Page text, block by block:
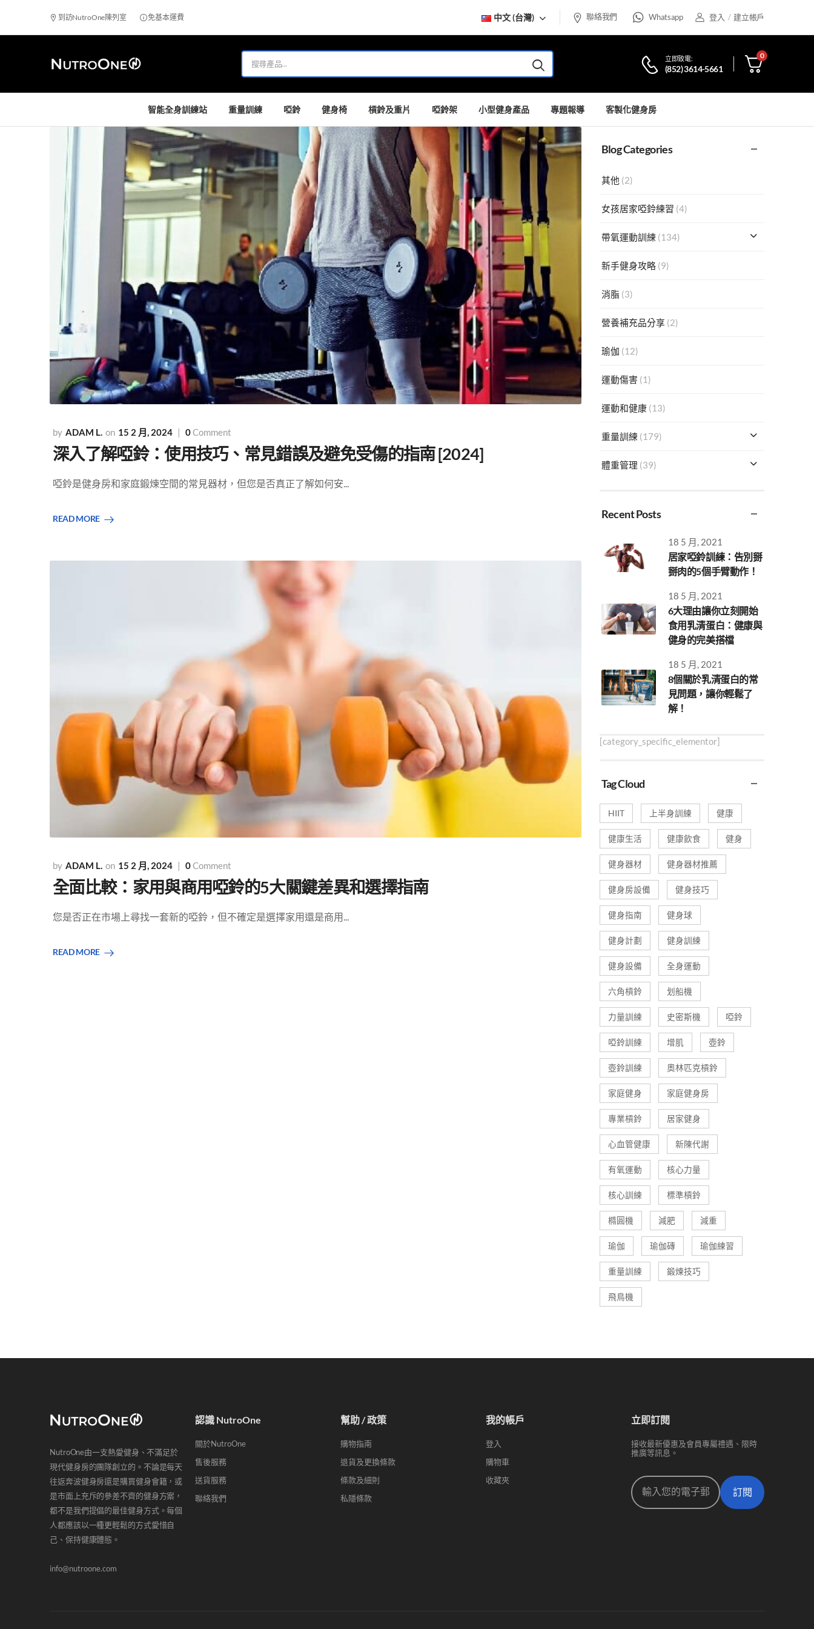
到訪NutroOne陳列室 免基本運費 中文 (台灣) 聯絡我們 Whatsapp 登入 / 建立帳戶
立即致電:
(852) 3614-5661
0
智能全身訓練站 重量訓練 啞鈴 健身椅 槓鈴及重片 啞鈴架 小型健身產品 專題報導 客製化健身房
ADAM L. 15 2 月, 2024 0Comment
深入了解啞鈴：使用技巧、常見錯誤及避免受傷的指南 [2024]
啞鈴是健身房和家庭鍛煉空間的常見器材，但您是否真正了解如何安...
READ MORE
ADAM L. 15 2 月, 2024 0Comment
全面比較：家用與商用啞鈴的5大關鍵差異和選擇指南
您是否正在市場上尋找一套新的啞鈴，但不確定是選擇家用還是商用...
READ MORE
Blog Categories
其他 (2)
女孩居家啞鈴練習 (4)
帶氧運動訓練 (134)
新手健身攻略(9)
消脂 (3)
營養補充品分享 (2)
瑜伽 (12)
運動傷害 (1)
運動和健康(13)
重量訓練 (179)
體重管理 (39)
Recent Posts
18 5 月, 2021
居家啞鈴訓練：告別掰
掰肉的5個手臂動作！
18 5 月, 2021
6大理由讓你立刻開始
食用乳清蛋白：健康與
健身的完美搭檔
18 5 月, 2021
8個關於乳清蛋白的常
見問題，讓你輕鬆了
解！
[category_specific_elementor]
Tag Cloud
HIIT 上半身訓練 健康
健康生活 健康飲食 健身
健身器材 健身器材推薦
健身房設備 健身技巧
健身指南 健身球
健身計劃 健身訓練
健身設備 全身運動
六角槓鈴 划船機
力量訓練 史密斯機 啞鈴
啞鈴訓練 增肌 壺鈴
壺鈴訓練 奧林匹克槓鈴
家庭健身 家庭健身房
專業槓鈴 居家健身
心血管健康 新陳代謝
有氧運動 核心力量
核心訓練 標準槓鈴
橢圓機 減肥 減重
瑜伽 瑜伽磚 瑜伽練習
重量訓練 鍛煉技巧
飛鳥機
NutroOne由一支熱愛健身、不滿足於
現代健身房的團隊創立的。不論是每天
往返奔波健身房還是購買健身會籍，或
是市面上充斥的參差不齊的健身方案，
都不是我們提倡的最佳健身方式。每個
人都應該以一種更輕鬆的方式愛惜自
己、保持健康體態。
info@nutroone.com
認識 NutroOne
關於NutroOne
售後服務
送貨服務
聯絡我們
幫助 / 政策
購物指南
退貨及更換條款
條款及細則
私隱條款
我的帳戶
登入
購物車
收藏夾
立即訂閱
接收最新優惠及會員專屬禮遇、限時
推廣等訊息。
訂閱